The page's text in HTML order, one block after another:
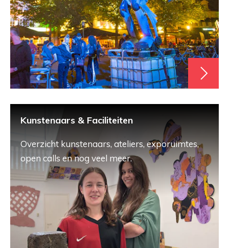
Kunstenaars & Faciliteiten
Overzicht kunstenaars, ateliers, exporuimtes,
open calls en nog veel meer.